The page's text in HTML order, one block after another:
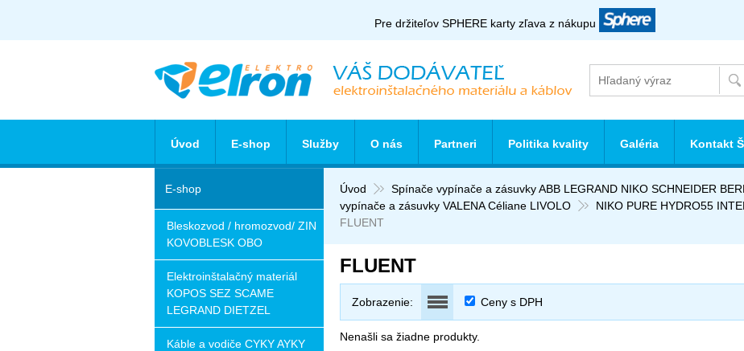
Pre držiteľov SPHERE karty zľava z nákupu
Úvod Spínače vypínače a zásuvky ABB LEGRAND NIKO SCHNEIDER
vypínače a zásuvky VALENA Céliane LIVOLO
NIKO PURE HYDRO55
FLUENT
FLUENT
Zobrazenie: Ceny s DPH
Nenašli sa žiadne produkty.
E-shop
Bleskozvod / hromozvod/ ZIN
KOVOBLESK OBO
Elektroinštalačný materiál
KOPOS SEZ SCAME
LEGRAND DIETZEL
Káble a vodiče CYKY AYKY
Úvod E-shop Služby O nás Partneri Politika kvality Galéria Kontakt